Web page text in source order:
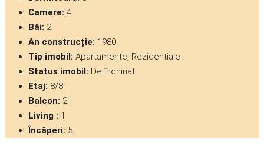
Camere: 4
Băi: 2
An construcție: 1980
Tip imobil: Apartamente, Rezidențiale
Status imobil: De închiriat
Etaj: 8/8
Balcon: 2
Living : 1
Încăperi: 5